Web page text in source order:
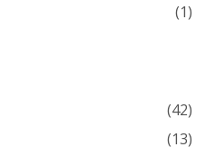
(1)
(42)
(13)